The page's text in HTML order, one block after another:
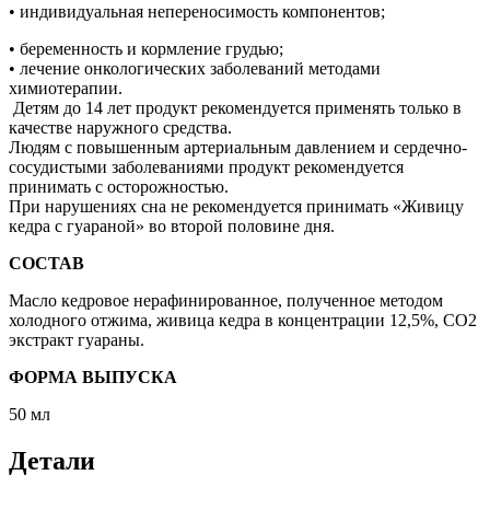
• индивидуальная непереносимость компонентов;
• беременность и кормление грудью;
• лечение онкологических заболеваний методами
химиотерапии.
Детям до 14 лет продукт рекомендуется применять только в
качестве наружного средства.
Людям с повышенным артериальным давлением и сердечно-
сосудистыми заболеваниями продукт рекомендуется
принимать с осторожностью.
При нарушениях сна не рекомендуется принимать «Живицу
кедра с гуараной» во второй половине дня.
СОСТАВ
Масло кедровое нерафинированное, полученное методом
холодного отжима, живица кедра в концентрации 12,5%, СО2
экстракт гуараны.
ФОРМА ВЫПУСКА
50 мл
Детали